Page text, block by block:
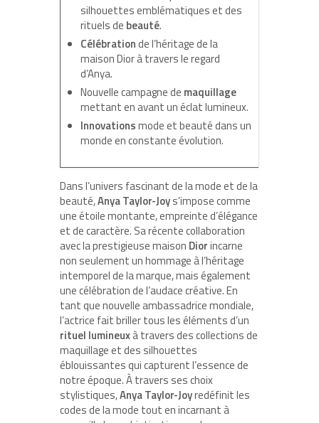
silhouettes emblématiques et des
rituels de beauté.
Célébrationde l’héritage de la
maison Dior à travers le regard
d’Anya.
Nouvelle campagne de maquillage
mettant en avant un éclat lumineux.
Innovationsmode et beauté dans un
monde en constante évolution.
Dans l’univers fascinant de la mode et de la
beauté,Anya Taylor-Joys’impose comme
une étoile montante, empreinte d’élégance
et de caractère. Sa récente collaboration
avec la prestigieuse maison Diorincarne
non seulement un hommage à l’héritage
intemporel de la marque, mais également
une célébration de l’audace créative. En
tant que nouvelle ambassadrice mondiale,
l’actrice fait briller tous les éléments d’un
rituel lumineuxà travers des collections de
maquillage et des silhouettes
éblouissantes qui capturent l’essence de
notre époque. À travers ses choix
stylistiques,Anya Taylor-Joyredéfinit les
codes de la mode tout en incarnant à